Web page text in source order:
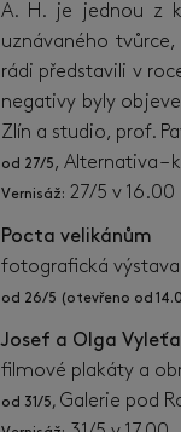
A. H. je jednou z
uznávaného
rádi představili v
negativy byly
Zlín a studio, prof.
od 27/5, Alternativa –
Vernisáž: 27/5 v 16.00
Pocta velikánům
fotografická
od 26/5 (otevřeno od
Josef a Olga
filmové plakáty a
od 31/5, Galerie pod